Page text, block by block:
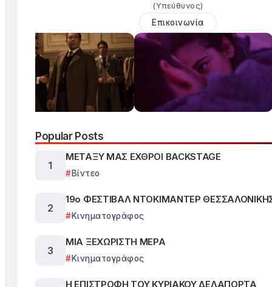
(Υπεύθυνος)
Επικοινωνία
Popular Posts
ΜΕΤΑΞΥ ΜΑΣ ΕΧΘΡΟΙ BACKSTAGE
Βίντεο
19ο ΦΕΣΤΙΒΑΛ ΝΤΟΚΙΜΑΝΤΕΡ
Κινηματογράφος
ΜΙΑ ΞΕΧΩΡΙΣΤΗ ΜΕΡΑ
Κινηματογράφος
Η ΕΠΙΣΤΡΟΦΗ ΤΟΥ ΚΥΡΙΑΚΟΥ ΔΕΛΑΠΟΡΤΑ